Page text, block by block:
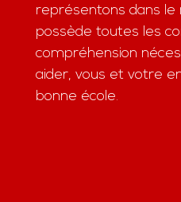
représentons dans
possède toutes les
compréhension
aider, vous et votre
bonne école.